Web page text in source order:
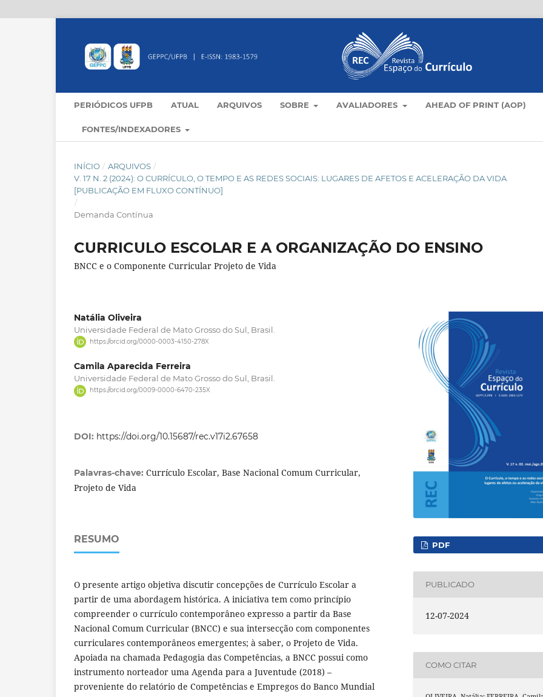
PERIÓDICOS UFPB ATUAL ARQUIVOS SOBRE AVALIADORES AHEAD OF PRINT (AOP)
FONTES/INDEXADORES
INÍCIO / ARQUIVOS /
V. 17 N. 2 (2024): O CURRÍCULO, O TEMPO E AS REDES SOCIAIS: LUGARES DE AFETOS E ACELERAÇÃO DA VIDA
[PUBLICAÇÃO EM FLUXO CONTÍNUO]
/
Demanda Contínua
CURRICULO ESCOLAR E A ORGANIZAÇÃO DO ENSINO
BNCC e o Componente Curricular Projeto de Vida
Natália Oliveira
Universidade Federal de Mato Grosso do Sul, Brasil.
https://orcid.org/0000-0003-4150-278X
Camila Aparecida Ferreira
Universidade Federal de Mato Grosso do Sul, Brasil.
https://orcid.org/0009-0000-6470-235X
DOI: https://doi.org/10.15687/rec.v17i2.67658
Palavras-chave: Currículo Escolar, Base Nacional Comum Curricular,
Projeto de Vida
RESUMO
O presente artigo objetiva discutir concepções de Currículo Escolar a
partir de uma abordagem histórica. A iniciativa tem como princípio
compreender o currículo contemporâneo expresso a partir da Base
Nacional Comum Curricular (BNCC) e sua intersecção com componentes
curriculares contemporâneos emergentes; à saber, o Projeto de Vida.
Apoiada na chamada Pedagogia das Competências, a BNCC possui como
instrumento norteador uma Agenda para a Juventude (2018) –
proveniente do relatório de Competências e Empregos do Banco Mundial
PDF
PUBLICADO
12-07-2024
COMO CITAR